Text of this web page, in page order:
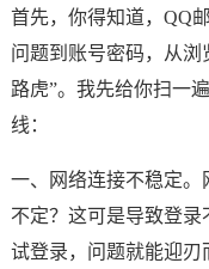
首先，你得知道，QQ
问题到账号密码，从浏
路虎”。我先给你扫一
线：
一、网络连接不稳定
不定？这可是导致登
试登录，问题就能迎